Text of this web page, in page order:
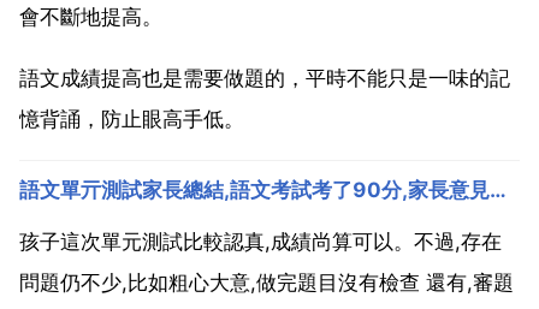
會不斷地提高。
語文成績提高也是需要做題的，平時不能只是一味的記
憶背誦，防止眼高手低。
語文單亓測試家長總結,語文考試考了90分,家長意見怎麼寫
孩子這次單元測試比較認真,成績尚算可以。不過,存在
問題仍不少,比如粗心大意,做完題目沒有檢查 還有,審題